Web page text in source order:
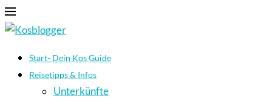
Start- Dein Kos Guide
Reisetipps & Infos
Unterkünfte